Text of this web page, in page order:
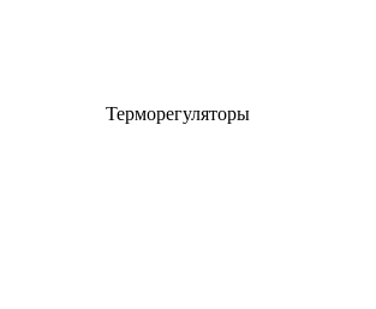
Терморегуляторы